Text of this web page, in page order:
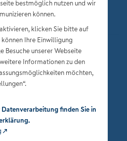
Einstellungen
bestmöglich nutzen und wir
können.
klicken Sie bitte auf
Ihre Einwilligung
Besuche unserer Webseite
Informationen zu den
möchten,
finden Sie in